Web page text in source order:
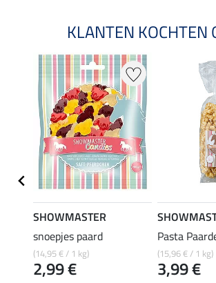
KLANTEN KOCHTEN
SHOWMASTER
snoepjes paard
(14,95 € / 1 kg)
2,99 €
Pasta
(15,96 € / 1 kg)
3,99 €